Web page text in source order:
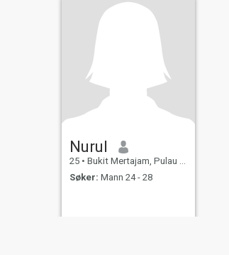
Nurul
25 • Bukit Mertajam, Pulau Pinang, Malaysia
Søker: Mann 24 - 28